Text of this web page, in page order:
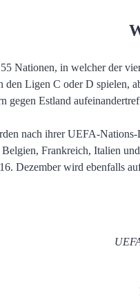
Nationen, in welcher der
den Ligen C oder D spielen,
gegen Estland
nach ihrer UEFA-
Frankreich, Italien
Dezember wird ebenfalls